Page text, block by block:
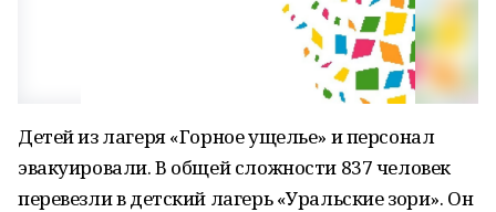
Детей из лагеря «Горное ущелье» и персонал
эвакуировали. В общей сложности 837 человек
перевезли в детский лагерь «Уральские зори». Он